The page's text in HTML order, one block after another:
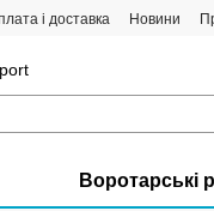
і доставка Новини
Воротарські